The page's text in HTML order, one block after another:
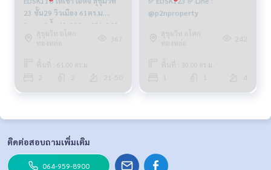
23 ชั้น29 วิวเมือง 61ตร.ม.
2นอน 2น้ำ 49,000บ. 091-942-
6249สุขุมวิท อโศก
ทองหล่อ
367
พื้นที่ : 61.00 ตร.ม.
21-50
@p2nproperty
สุขุมวิท อโศก
ทองหล่อ
242
พื้นที่ : 30.00 ตร.ม.
4
ติดต่อสอบถามเพิ่มเติม
064-959-8900